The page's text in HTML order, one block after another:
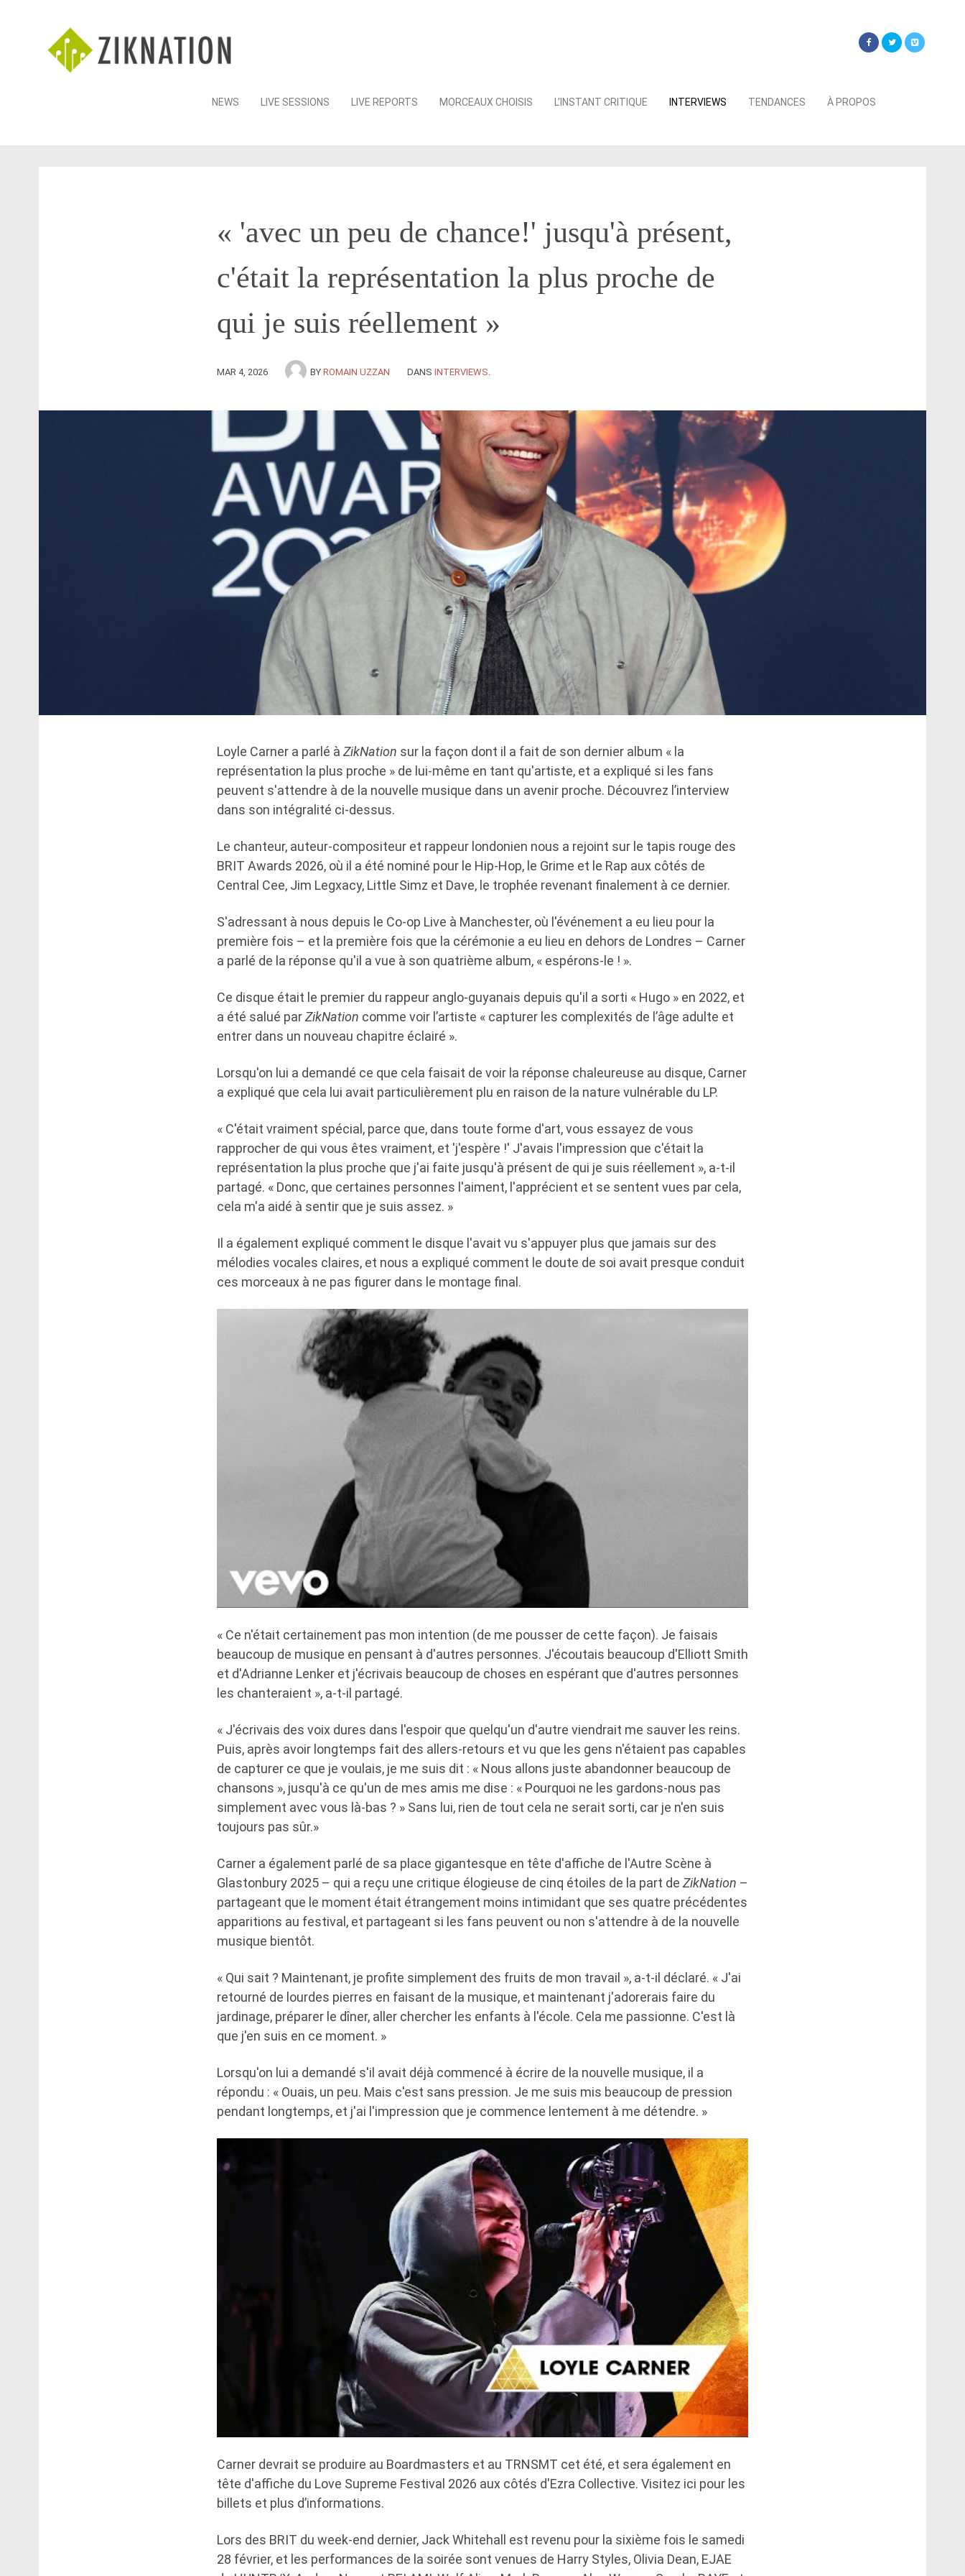
Skip
NEWS LIVE SESSIONS LIVE REPORTS MORCEAUX CHOISIS L’INSTANT CRITIQUE INTERVIEWS TENDANCES À PROPOS
« 'avec un peu de chance!' jusqu'à présent,
c'était la représentation la plus proche de
qui je suis réellement »
MAR 4, 2026 BY ROMAIN UZZAN DANS INTERVIEWS
Loyle Carner a parlé à ZikNation sur la façon dont il a fait de son dernier album « la
représentation la plus proche » de lui-même en tant qu'artiste, et a expliqué si les fans
peuvent s'attendre à de la nouvelle musique dans un avenir proche. Découvrez l’interview
dans son intégralité ci-dessus.
Le chanteur, auteur-compositeur et rappeur londonien nous a rejoint sur le tapis rouge des
BRIT Awards 2026, où il a été nominé pour le Hip-Hop, le Grime et le Rap aux côtés de
Central Cee, Jim Legxacy, Little Simz et Dave, le trophée revenant finalement à ce dernier.
S'adressant à nous depuis le Co-op Live à Manchester, où l'événement a eu lieu pour la
première fois – et la première fois que la cérémonie a eu lieu en dehors de Londres – Carner
a parlé de la réponse qu'il a vue à son quatrième album, « espérons-le ! ».
Ce disque était le premier du rappeur anglo-guyanais depuis qu'il a sorti « Hugo » en 2022, et
a été salué parZikNation comme voir l’artiste « capturer les complexités de l’âge adulte et
entrer dans un nouveau chapitre éclairé ».
Lorsqu'on lui a demandé ce que cela faisait de voir la réponse chaleureuse au disque, Carner
a expliqué que cela lui avait particulièrement plu en raison de la nature vulnérable du LP.
« C'était vraiment spécial, parce que, dans toute forme d'art, vous essayez de vous
rapprocher de qui vous êtes vraiment, et 'j'espère !' J'avais l'impression que c'était la
représentation la plus proche que j'ai faite jusqu'à présent de qui je suis réellement », a-t-il
partagé. « Donc, que certaines personnes l'aiment, l'apprécient et se sentent vues par cela,
cela m'a aidé à sentir que je suis assez. »
Il a également expliqué comment le disque l'avait vu s'appuyer plus que jamais sur des
mélodies vocales claires, et nous a expliqué comment le doute de soi avait presque conduit
ces morceaux à ne pas figurer dans le montage final.
« Ce n'était certainement pas mon intention (de me pousser de cette façon). Je faisais
beaucoup de musique en pensant à d'autres personnes. J'écoutais beaucoup d'Elliott Smith
et d'Adrianne Lenker et j'écrivais beaucoup de choses en espérant que d'autres personnes
les chanteraient », a-t-il partagé.
« J'écrivais des voix dures dans l'espoir que quelqu'un d'autre viendrait me sauver les reins.
Puis, après avoir longtemps fait des allers-retours et vu que les gens n'étaient pas capables
de capturer ce que je voulais, je me suis dit : « Nous allons juste abandonner beaucoup de
chansons », jusqu'à ce qu'un de mes amis me dise : « Pourquoi ne les gardons-nous pas
simplement avec vous là-bas ? » Sans lui, rien de tout cela ne serait sorti, car je n'en suis
toujours pas sûr.»
Carner a également parlé de sa place gigantesque en tête d'affiche de l'Autre Scène à
Glastonbury 2025 – qui a reçu une critique élogieuse de cinq étoiles de la part de ZikNation –
partageant que le moment était étrangement moins intimidant que ses quatre précédentes
apparitions au festival, et partageant si les fans peuvent ou non s'attendre à de la nouvelle
musique bientôt.
« Qui sait ? Maintenant, je profite simplement des fruits de mon travail », a-t-il déclaré. « J'ai
retourné de lourdes pierres en faisant de la musique, et maintenant j'adorerais faire du
jardinage, préparer le dîner, aller chercher les enfants à l'école. Cela me passionne. C'est là
que j'en suis en ce moment. »
Lorsqu'on lui a demandé s'il avait déjà commencé à écrire de la nouvelle musique, il a
répondu : « Ouais, un peu. Mais c'est sans pression. Je me suis mis beaucoup de pression
pendant longtemps, et j'ai l'impression que je commence lentement à me détendre. »
Carner devrait se produire au Boardmasters et au TRNSMT cet été, et sera également en
tête d'affiche du Love Supreme Festival 2026 aux côtés d'Ezra Collective. Visitez ici pour les
billets et plus d’informations.
Lors des BRIT du week-end dernier, Jack Whitehall est revenu pour la sixième fois le samedi
28 février, et les performances de la soirée sont venues de Harry Styles, Olivia Dean, EJAE